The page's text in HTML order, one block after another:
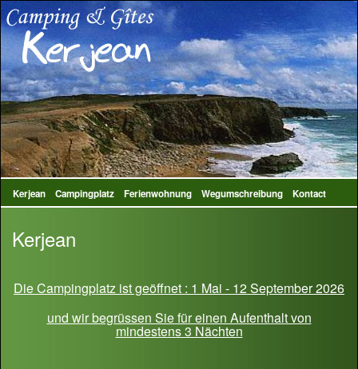
Kerjean Campingplatz Ferienwohnung Wegumschreibung Kontact
Kerjean
Die Campingplatz ist geöffnet : 1 Mai - 12 September 2026
und wir begrüssen Sie für einen Aufenthalt von
mindestens 3 Nächten